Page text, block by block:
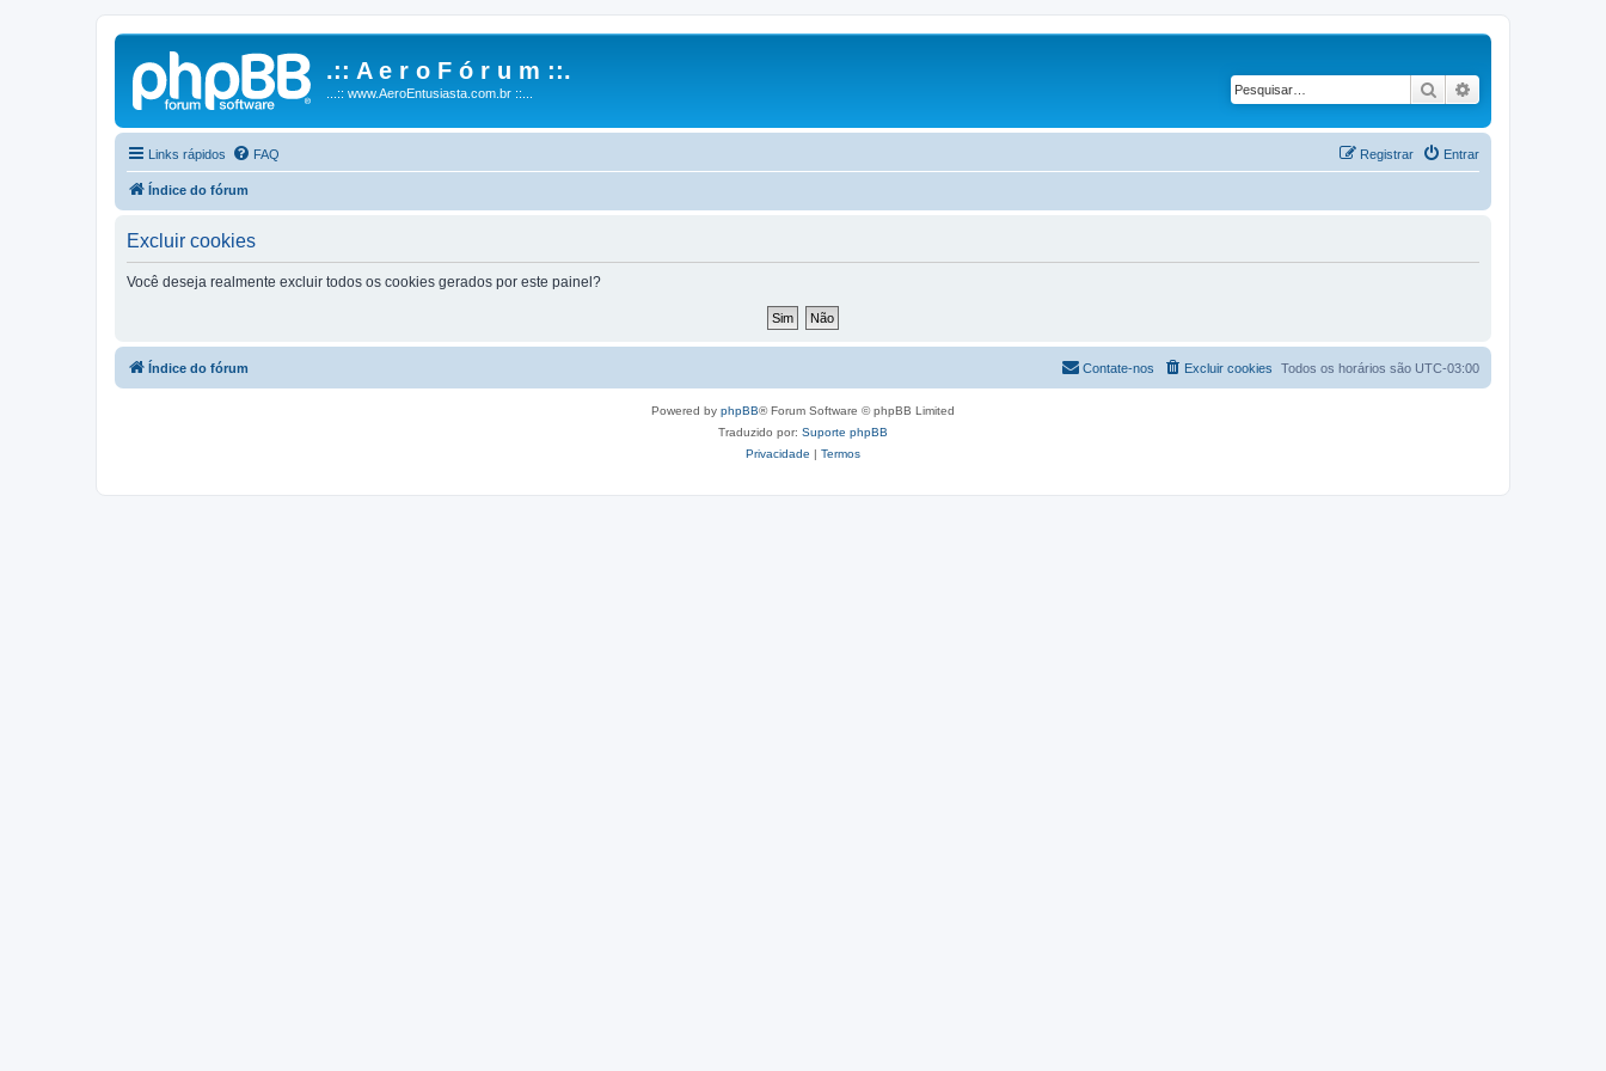
.:: A e r o F ó r u m ::.
...:: www.AeroEntusiasta.com.br ::... Pesquisar
Links rápidos FAQ Entrar
Registrar
Índice do fórum
Excluir cookies
Você deseja realmente excluir todos os cookies gerados por este painel?
Índice do fórum Todos os horários são UTC-03:00
Excluir cookies
Contate-nos
Powered by phpBB® Forum Software © phpBB Limited
Traduzido por: Suporte phpBB
Privacidade | Termos